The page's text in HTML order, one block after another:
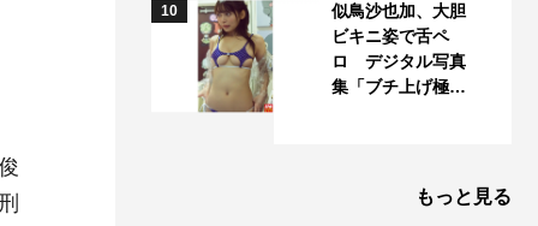
10
似鳥沙也加、大胆
ビキニ姿で舌ペ
ロ デジタル写真
集「ブチ上げ極…
もっと見る